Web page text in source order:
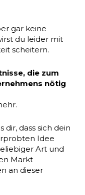
gar keine
du leider mit
scheitern.
die zum
nötig
dir, dass sich dein
Idee
Art und
Markt
an dieser